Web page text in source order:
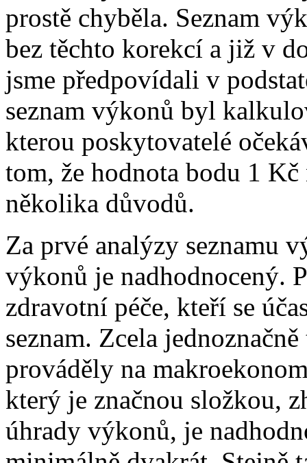
prostě chyběla. Seznam
bez těchto korekcí a již v
jsme předpovídali v
seznam výkonů byl
kterou poskytovatelé
tom, že hodnota bodu 1
několika důvodů.
Za prvé analýzy seznamu
výkonů je nadhodnocený.
zdravotní péče, kteří se
seznam. Zcela
prováděly na
který je značnou složkou,
úhrady výkonů, je